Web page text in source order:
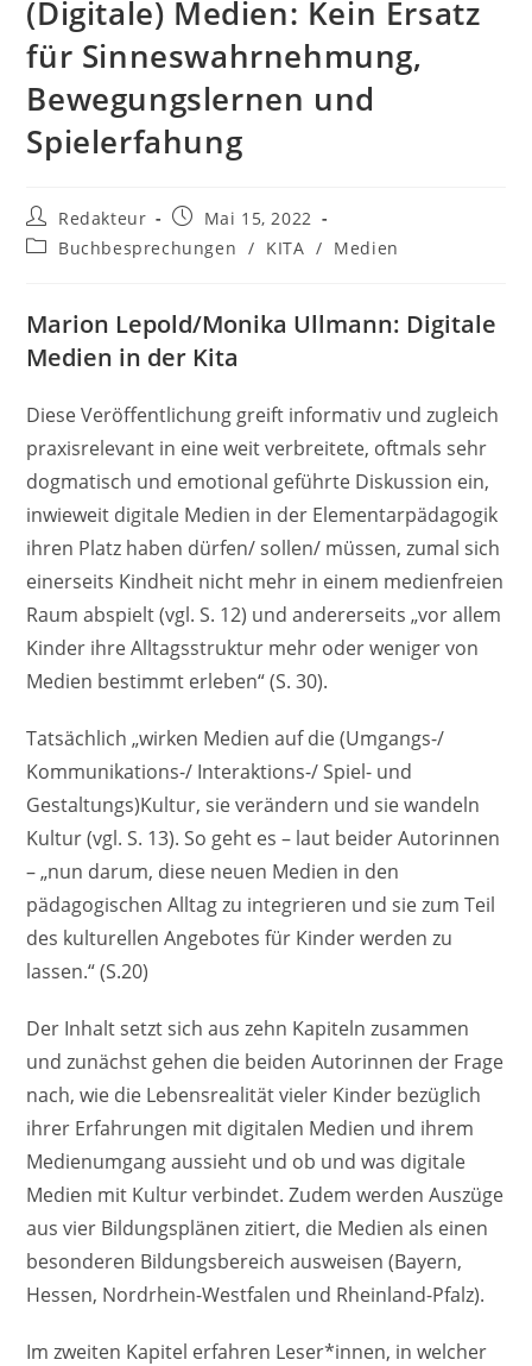
(Digitale) Medien: Kein Ersatz
für Sinneswahrnehmung,
Bewegungslernen und
Spielerfahung
Beitrags-
Autor:
Redakteur
Beitrag
veröffentlicht:
Mai 15, 2022
Beitrags-
Buchbesprechungen / KITA / Medien
Marion Lepold/Monika Ullmann: Digitale
Medien in der Kita
Diese Veröffentlichung greift informativ und zugleich
praxisrelevant in eine weit verbreitete, oftmals sehr
dogmatisch und emotional geführte Diskussion ein,
inwieweit digitale Medien in der Elementarpädagogik
ihren Platz haben dürfen/ sollen/ müssen, zumal sich
einerseits Kindheit nicht mehr in einem medienfreien
Raum abspielt (vgl. S. 12) und andererseits „vor allem
Kinder ihre Alltagsstruktur mehr oder weniger von
Medien bestimmt erleben“ (S. 30).
Tatsächlich „wirken Medien auf die (Umgangs-/
Kommunikations-/ Interaktions-/ Spiel- und
Gestaltungs)Kultur, sie verändern und sie wandeln
Kultur (vgl. S. 13). So geht es – laut beider Autorinnen
– „nun darum, diese neuen Medien in den
pädagogischen Alltag zu integrieren und sie zum Teil
des kulturellen Angebotes für Kinder werden zu
lassen.“ (S.20)
Der Inhalt setzt sich aus zehn Kapiteln zusammen
und zunächst gehen die beiden Autorinnen der Frage
nach, wie die Lebensrealität vieler Kinder bezüglich
ihrer Erfahrungen mit digitalen Medien und ihrem
Medienumgang aussieht und ob und was digitale
Medien mit Kultur verbindet. Zudem werden Auszüge
aus vier Bildungsplänen zitiert, die Medien als einen
besonderen Bildungsbereich ausweisen (Bayern,
Hessen, Nordrhein-Westfalen und Rheinland-Pfalz).
Im zweiten Kapitel erfahren Leser*innen, in welcher